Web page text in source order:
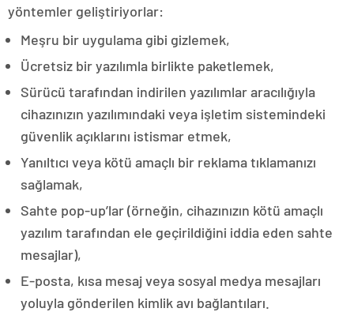
yöntemler geliştiriyorlar:
Meşru bir uygulama gibi gizlemek,
Ücretsiz bir yazılımla birlikte paketlemek,
Sürücü tarafından indirilen yazılımlar aracılığıyla
cihazınızın yazılımındaki veya işletim sistemindeki
güvenlik açıklarını istismar etmek,
Yanıltıcı veya kötü amaçlı bir reklama tıklamanızı
sağlamak,
Sahte pop-up’lar (örneğin, cihazınızın kötü amaçlı
yazılım tarafından ele geçirildiğini iddia eden sahte
mesajlar),
E-posta, kısa mesaj veya sosyal medya mesajları
yoluyla gönderilen kimlik avı bağlantıları.